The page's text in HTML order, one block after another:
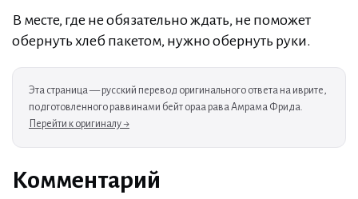
В месте, где не обязательно ждать, не поможет
обернуть хлеб пакетом, нужно обернуть руки.
Эта страница — русский перевод оригинального ответа на иврите,
подготовленного раввинами бейт ораа рава Амрама Фрида.
Перейти к оригиналу →
Комментарий